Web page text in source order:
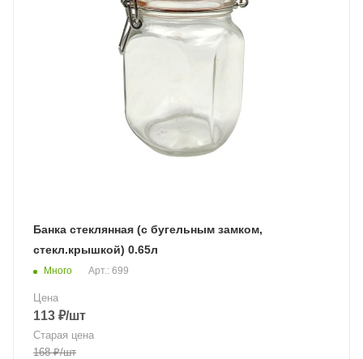
Банка стеклянная (с бугельным замком,
стекл.крышкой) 0.65л
Много Арт.: 699
Цена
113 ₽/шт
Старая цена
168₽/шт